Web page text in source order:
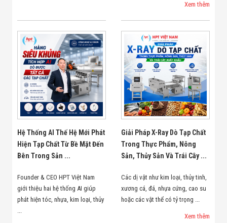
Xem thêm
Hệ Thống AI Thế Hệ Mới Phát
Hiện Tạp Chất Từ Bề Mặt Đến
Bên Trong Sản ...
Founder & CEO HPT Việt Nam
giới thiệu hai hệ thống AI giúp
phát hiện tóc, nhựa, kim loại, thủy
...
Giải Pháp X-Ray Dò Tạp Chất
Trong Thực Phẩm, Nông
Sản, Thủy Sản Và Trái Cây ...
Các dị vật như kim loại, thủy tinh,
xương cá, đá, nhựa cứng, cao su
hoặc các vật thể có tỷ trọng ...
Xem thêm